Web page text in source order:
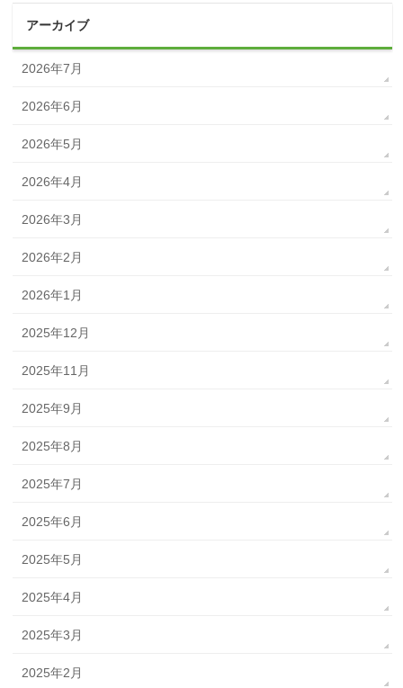
アーカイブ
2026年7月
2026年6月
2026年5月
2026年4月
2026年3月
2026年2月
2026年1月
2025年12月
2025年11月
2025年9月
2025年8月
2025年7月
2025年6月
2025年5月
2025年4月
2025年3月
2025年2月